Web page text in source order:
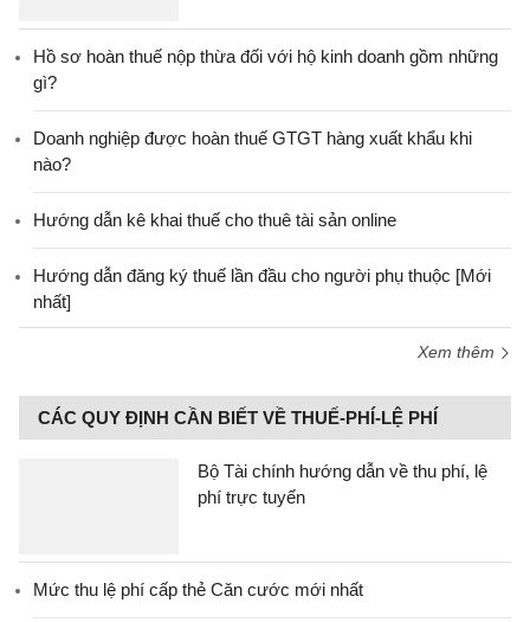
Hồ sơ hoàn thuế nộp thừa đối với hộ kinh doanh gồm những
gì?
Doanh nghiệp được hoàn thuế GTGT hàng xuất khẩu khi
nào?
Hướng dẫn kê khai thuế cho thuê tài sản online
Hướng dẫn đăng ký thuế lần đầu cho người phụ thuộc [Mới
nhất]
Xem thêm
CÁC QUY ĐỊNH CẦN BIẾT VỀ THUẾ-PHÍ-LỆ PHÍ
Bộ Tài chính hướng dẫn về thu phí, lệ
phí trực tuyến
Mức thu lệ phí cấp thẻ Căn cước mới nhất